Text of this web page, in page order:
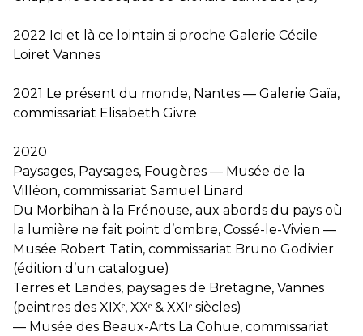
2022 Ici et là ce lointain si proche Galerie Cécile
Loiret Vannes
2021 Le présent du monde, Nantes — Galerie Gaïa,
commissariat Elisabeth Givre
2020
Paysages, Paysages, Fougères — Musée de la
Villéon, commissariat Samuel Linard
Du Morbihan à la Frénouse, aux abords du pays où
la lumière ne fait point d’ombre, Cossé-le-Vivien —
Musée Robert Tatin, commissariat Bruno Godivier
(édition d’un catalogue)
Terres et Landes, paysages de Bretagne, Vannes
(peintres des XIXᵉ, XXᵉ & XXIᵉ siècles)
— Musée des Beaux-Arts La Cohue, commissariat